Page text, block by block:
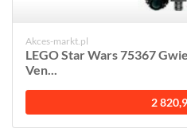
Akces-markt.pl
LEGO Star Wars 75367
Ven...
2